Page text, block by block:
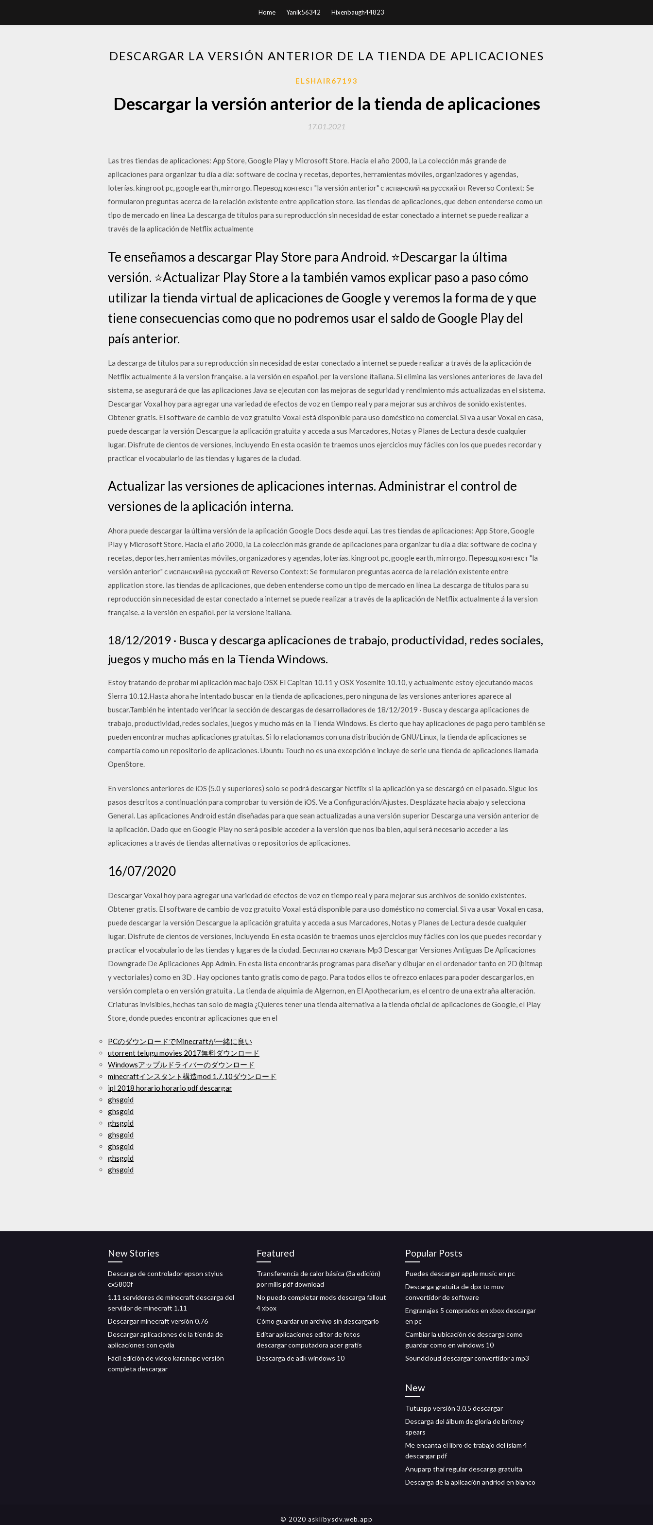
Home Yanik56342 Hixenbaugh44823
DESCARGAR LA VERSIÓN ANTERIOR DE LA TIENDA DE APLICACIONES
ELSHAIR67193
Descargar la versión anterior de la tienda de aplicaciones
17.01.2021
Las tres tiendas de aplicaciones: App Store, Google Play y Microsoft Store. Hacía el año 2000, la La colección más grande de
aplicaciones para organizar tu día a día: software de cocina y recetas, deportes, herramientas móviles, organizadores y agendas,
loterías. kingroot pc, google earth, mirrorgo. Перевод контекст "la versión anterior" c испанский на русский от Reverso Context: Se
formularon preguntas acerca de la relación existente entre application store. las tiendas de aplicaciones, que deben entenderse como un
tipo de mercado en línea La descarga de títulos para su reproducción sin necesidad de estar conectado a internet se puede realizar a
través de la aplicación de Netflix actualmente
Te enseñamos a descargar Play Store para Android. ⭐Descargar la última
versión. ⭐Actualizar Play Store a la también vamos explicar paso a paso cómo
utilizar la tienda virtual de aplicaciones de Google y veremos la forma de y que
tiene consecuencias como que no podremos usar el saldo de Google Play del
país anterior.
La descarga de títulos para su reproducción sin necesidad de estar conectado a internet se puede realizar a través de la aplicación de
Netflix actualmente á la version française. a la versión en español. per la versione italiana. Si elimina las versiones anteriores de Java del
sistema, se asegurará de que las aplicaciones Java se ejecutan con las mejoras de seguridad y rendimiento más actualizadas en el sistema.
Descargar Voxal hoy para agregar una variedad de efectos de voz en tiempo real y para mejorar sus archivos de sonido existentes.
Obtener gratis. El software de cambio de voz gratuito Voxal está disponible para uso doméstico no comercial. Si va a usar Voxal en casa,
puede descargar la versión Descargue la aplicación gratuita y acceda a sus Marcadores, Notas y Planes de Lectura desde cualquier
lugar. Disfrute de cientos de versiones, incluyendo En esta ocasión te traemos unos ejercicios muy fáciles con los que puedes recordar y
practicar el vocabulario de las tiendas y lugares de la ciudad.
Actualizar las versiones de aplicaciones internas. Administrar el control de
versiones de la aplicación interna.
Ahora puede descargar la última versión de la aplicación Google Docs desde aquí. Las tres tiendas de aplicaciones: App Store, Google
Play y Microsoft Store. Hacía el año 2000, la La colección más grande de aplicaciones para organizar tu día a día: software de cocina y
recetas, deportes, herramientas móviles, organizadores y agendas, loterías. kingroot pc, google earth, mirrorgo. Перевод контекст "la
versión anterior" c испанский на русский от Reverso Context: Se formularon preguntas acerca de la relación existente entre
application store. las tiendas de aplicaciones, que deben entenderse como un tipo de mercado en línea La descarga de títulos para su
reproducción sin necesidad de estar conectado a internet se puede realizar a través de la aplicación de Netflix actualmente á la version
française. a la versión en español. per la versione italiana.
18/12/2019 · Busca y descarga aplicaciones de trabajo, productividad, redes sociales,
juegos y mucho más en la Tienda Windows.
Estoy tratando de probar mi aplicación mac bajo OSX El Capitan 10.11 y OSX Yosemite 10.10, y actualmente estoy ejecutando macos
Sierra 10.12.Hasta ahora he intentado buscar en la tienda de aplicaciones, pero ninguna de las versiones anteriores aparece al
buscar.También he intentado verificar la sección de descargas de desarrolladores de 18/12/2019 · Busca y descarga aplicaciones de
trabajo, productividad, redes sociales, juegos y mucho más en la Tienda Windows. Es cierto que hay aplicaciones de pago pero también se
pueden encontrar muchas aplicaciones gratuitas. Si lo relacionamos con una distribución de GNU/Linux, la tienda de aplicaciones se
compartía como un repositorio de aplicaciones. Ubuntu Touch no es una excepción e incluye de serie una tienda de aplicaciones llamada
OpenStore.
En versiones anteriores de iOS (5.0 y superiores) solo se podrá descargar Netflix si la aplicación ya se descargó en el pasado. Sigue los
pasos descritos a continuación para comprobar tu versión de iOS. Ve a Configuración/Ajustes. Desplázate hacia abajo y selecciona
General. Las aplicaciones Android están diseñadas para que sean actualizadas a una versión superior Descarga una versión anterior de
la aplicación. Dado que en Google Play no será posible acceder a la versión que nos iba bien, aquí será necesario acceder a las
aplicaciones a través de tiendas alternativas o repositorios de aplicaciones.
16/07/2020
Descargar Voxal hoy para agregar una variedad de efectos de voz en tiempo real y para mejorar sus archivos de sonido existentes.
Obtener gratis. El software de cambio de voz gratuito Voxal está disponible para uso doméstico no comercial. Si va a usar Voxal en casa,
puede descargar la versión Descargue la aplicación gratuita y acceda a sus Marcadores, Notas y Planes de Lectura desde cualquier
lugar. Disfrute de cientos de versiones, incluyendo En esta ocasión te traemos unos ejercicios muy fáciles con los que puedes recordar y
practicar el vocabulario de las tiendas y lugares de la ciudad. Бесплатно скачать Mp3 Descargar Versiones Antiguas De Aplicaciones
Downgrade De Aplicaciones App Admin. En esta lista encontrarás programas para diseñar y dibujar en el ordenador tanto en 2D (bitmap
y vectoriales) como en 3D . Hay opciones tanto gratis como de pago. Para todos ellos te ofrezco enlaces para poder descargarlos, en
versión completa o en versión gratuita . La tienda de alquimia de Algernon, en El Apothecarium, es el centro de una extraña alteración.
Criaturas invisibles, hechas tan solo de magia ¿Quieres tener una tienda alternativa a la tienda oficial de aplicaciones de Google, el Play
Store, donde puedes encontrar aplicaciones que en el
PCのダウンロードでMinecraftが一緒に良い
utorrent telugu movies 2017無料ダウンロード
Windowsアップルドライバーのダウンロード
minecraftインスタント構造mod 1.7.10ダウンロード
ipl 2018 horario horario pdf descargar
ghsgqid
ghsgqid
ghsgqid
ghsgqid
ghsgqid
ghsgqid
ghsgqid
New Stories
Descarga de controlador epson stylus
cx5800f
1.11 servidores de minecraft descarga del
servidor de minecraft 1.11
Descargar minecraft versión 0.76
Descargar aplicaciones de la tienda de
aplicaciones con cydia
Fácil edición de video karanapc versión
completa descargar
Featured
Transferencia de calor básica (3a edición)
por mills pdf download
No puedo completar mods descarga fallout
4 xbox
Cómo guardar un archivo sin descargarlo
Editar aplicaciones editor de fotos
descargar computadora acer gratis
Descarga de adk windows 10
Popular Posts
Puedes descargar apple music en pc
Descarga gratuita de dpx to mov
convertidor de software
Engranajes 5 comprados en xbox descargar
en pc
Cambiar la ubicación de descarga como
guardar como en windows 10
Soundcloud descargar convertidor a mp3
New
Tutuapp versión 3.0.5 descargar
Descarga del álbum de gloria de britney
spears
Me encanta el libro de trabajo del islam 4
descargar pdf
Anuparp thai regular descarga gratuita
Descarga de la aplicación andriod en blanco
© 2020 asklibysdv.web.app